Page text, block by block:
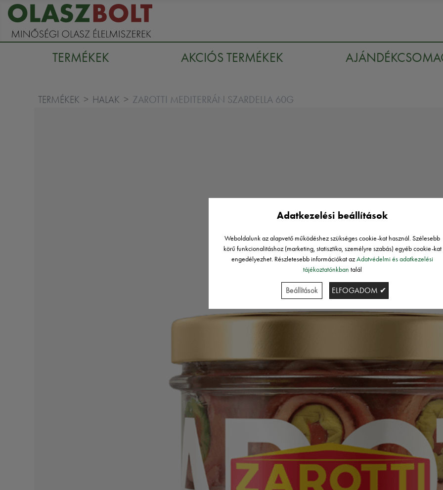
TERMÉKEK AKCIÓS TERMÉKEK
TERMÉKEK HALAK ZAROTTI MEDITERRÁN SZARDELLA 60G
Adatkezelési beállítások
Weboldalunk az alapvető működéshez szükséges cookie-kat használ. Szélesebb
körű funkcionalitáshoz (marketing, statisztika, személyre szabás) egyéb cookie-kat
engedélyezhet. Részletesebb információkat azAdatvédelmi és adatkezelési
tájékoztatónkban talál
Beállítások ELFOGADOM ✔